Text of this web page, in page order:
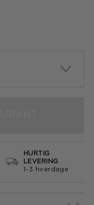
HURTIG
LEVERING
1-3 hverdage